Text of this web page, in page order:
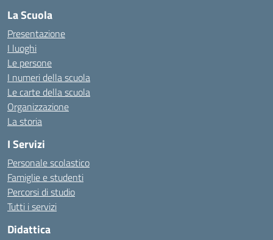
La Scuola
Presentazione
I luoghi
Le persone
I numeri della scuola
Le carte della scuola
Organizzazione
La storia
I Servizi
Personale scolastico
Famiglie e studenti
Percorsi di studio
Tutti i servizi
Didattica